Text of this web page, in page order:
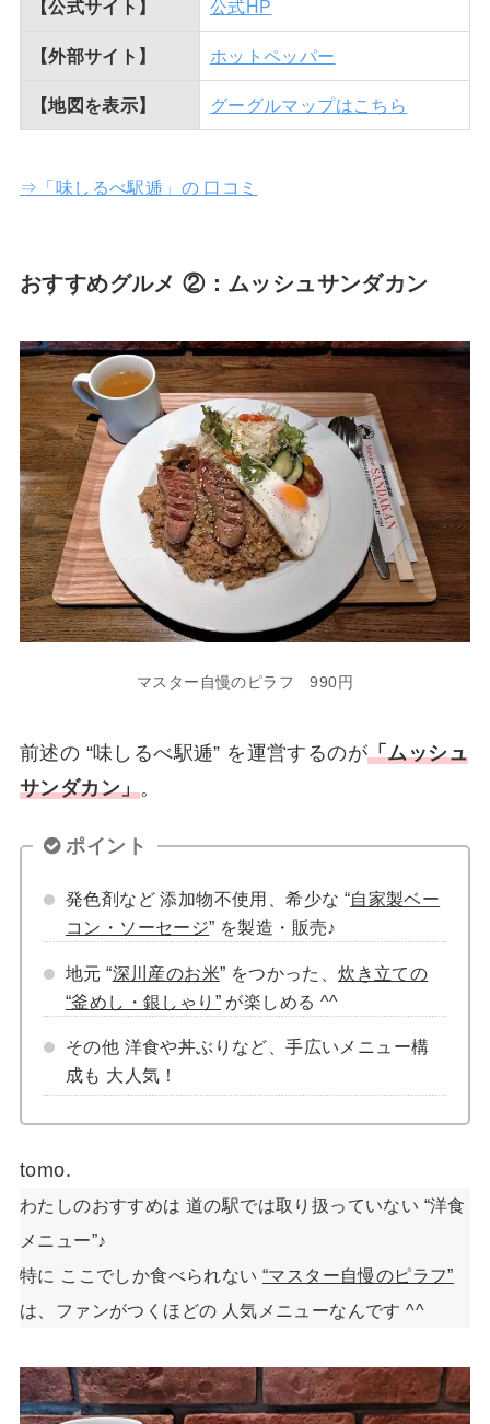
【公式サイト】 公式HP
【外部サイト】 ホットペッパー
【地図を表示】 グーグルマップはこちら
⇒「味しるべ駅逓」の 口コミ
おすすめグルメ ②：ムッシュサンダカン
マスター自慢のピラフ 990円
前述の “味しるべ駅逓” を運営するのが「ムッシュ
サンダカン」。
ポイント
発色剤など 添加物不使用、希少な “自家製ベー
コン・ソーセージ” を製造・販売♪
地元 “深川産のお米” をつかった、炊き立ての
“釜めし・銀しゃり”が楽しめる ^^
その他 洋食や丼ぶりなど、手広いメニュー構
成も 大人気！
tomo.
わたしのおすすめは 道の駅では取り扱っていない “洋食
メニュー”♪
特に ここでしか食べられない “マスター自慢のピラフ”
は、ファンがつくほどの 人気メニューなんです ^^